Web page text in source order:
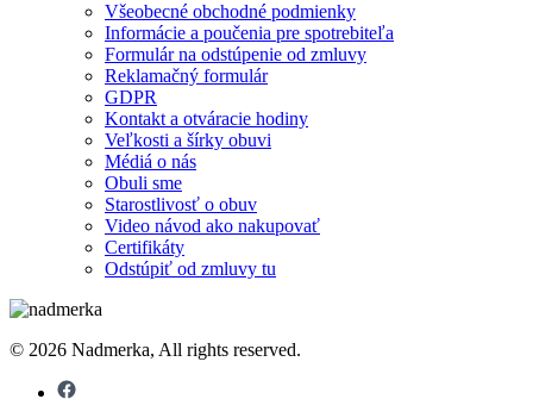
Všeobecné obchodné podmienky
Informácie a poučenia pre spotrebiteľa
Formulár na odstúpenie od zmluvy
Reklamačný formulár
GDPR
Kontakt a otváracie hodiny
Veľkosti a šírky obuvi
Médiá o nás
Obuli sme
Starostlivosť o obuv
Video návod ako nakupovať
Certifikáty
Odstúpiť od zmluvy tu
© 2026 Nadmerka, All rights reserved.